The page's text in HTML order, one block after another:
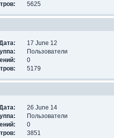
5625
17 June 12
Пользователи
0
5179
26 June 14
Пользователи
0
3851